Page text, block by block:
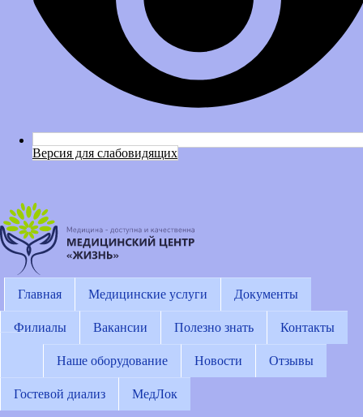
Версия для слабовидящих
Главная Медицинские услуги Документы
Филиалы Вакансии Полезно знать Контакты
Наше оборудование Новости Отзывы
Гостевой диализ МедЛок